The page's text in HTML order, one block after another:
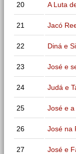
20 A Luta
21 Jacó
22 Diná e
23 José e
24 Judá e
25 José e
26 José na
27 José e